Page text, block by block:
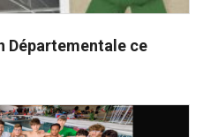
Départementale ce